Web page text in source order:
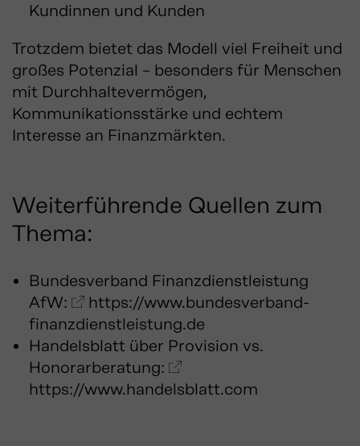
Kundinnen und Kunden
Trotzdem bietet das Modell viel Freiheit und
großes Potenzial – besonders für Menschen
mit Durchhaltevermögen,
Kommunikationsstärke und echtem
Interesse an Finanzmärkten.
Weiterführende Quellen zum
Thema:
Bundesverband Finanzdienstleistung
AfW:
https://www.bundesverband-
finanzdienstleistung.de
Handelsblatt über Provision vs.
Honorarberatung:
https://www.handelsblatt.com